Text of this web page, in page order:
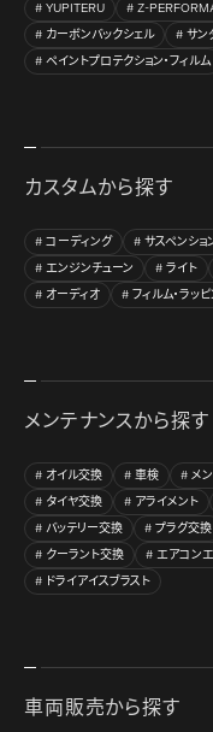
YUPITERU
Z-
カーボンバックシェル
サン
ペイントプロテクション・フィルム
カスタムから探す
コーディング サスペンショ
エンジンチューン
ライト
オーディオ
フィルム・ラッ
メンテナンスから探す
オイル交換 車検 メ
タイヤ交換
アライメント
バッテリー交換
プラグ交換
クーラント交換
エアコン
ドライアイスブラスト
車両販売から探す